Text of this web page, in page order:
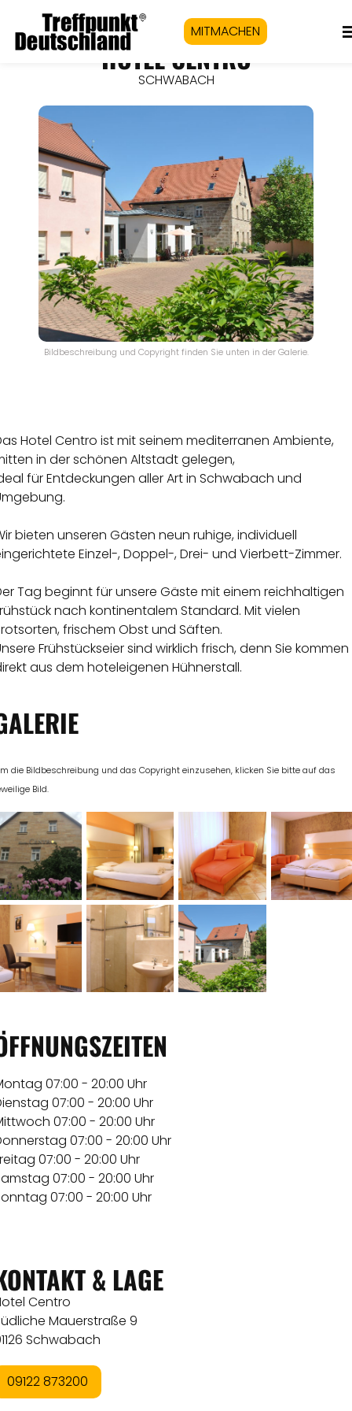
MITMACHEN
HOTEL CENTRO
SCHWABACH
Bildbeschreibung und Copyright finden Sie unten in der Galerie.
Hotel Centro ist mit seinem mediterranen Ambiente,
in der schönen Altstadt gelegen,
für Entdeckungen aller Art in Schwabach und
bieten unseren Gästen neun ruhige, individuell
Einzel-, Doppel-, Drei- und Vierbett-Zimmer.
Tag beginnt für unsere Gäste mit einem reichhaltigen
nach kontinentalem Standard. Mit vielen
frischem Obst und Säften.
Frühstückseier sind wirklich frisch, denn Sie kommen
aus dem hoteleigenen Hühnerstall.
die Bildbeschreibung und das Copyright einzusehen, klicken Sie bitte auf das
Bild.
07:00 - 20:00 Uhr
07:00 - 20:00 Uhr
07:00 - 20:00 Uhr
07:00 - 20:00 Uhr
07:00 - 20:00 Uhr
07:00 - 20:00 Uhr
07:00 - 20:00 Uhr
& LAGE
Centro
Mauerstraße 9
Schwabach
09122 873200